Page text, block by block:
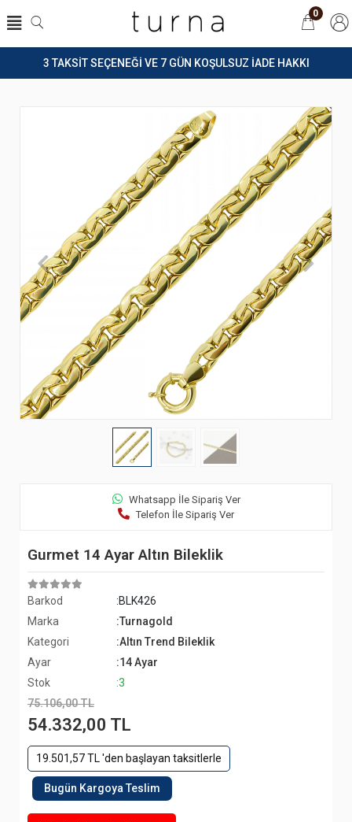
3 TAKSİT SEÇENEĞİ VE 7 GÜN KOŞULSUZ İADE HAKKI
0
Whatsapp İle Sipariş Ver
Telefon İle Sipariş Ver
Gurmet 14 Ayar Altın Bileklik
Barkod
:BLK426
Marka
:Turnagold
Kategori
:Altın Trend Bileklik
Ayar
:14 Ayar
Stok
:3
75.106,00 TL
54.332,00 TL
19.501,57 TL 'den başlayan taksitlerle
Bugün Kargoya Teslim